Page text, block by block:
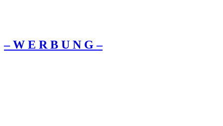
– W Ε R Β U Ν G –